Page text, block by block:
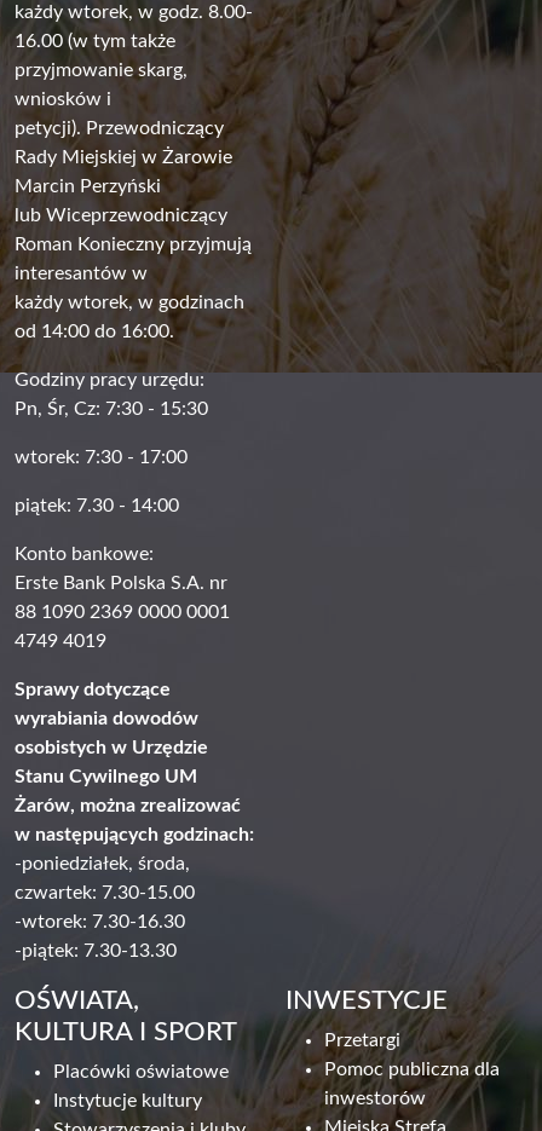
każdy wtorek, w godz. 8.00-
16.00 (w tym także
przyjmowanie skarg,
wniosków i
petycji). Przewodniczący
Rady Miejskiej w Żarowie
Marcin Perzyński
lub Wiceprzewodniczący
Roman Konieczny przyjmują
interesantów w
każdy wtorek, w godzinach
od 14:00 do 16:00.
Godziny pracy urzędu:
Pn, Śr, Cz: 7:30 - 15:30
wtorek: 7:30 - 17:00
piątek: 7.30 - 14:00
Konto bankowe:
Erste Bank Polska S.A. nr
88 1090 2369 0000 0001
4749 4019
Sprawy dotyczące
wyrabiania dowodów
osobistych w Urzędzie
Stanu Cywilnego UM
Żarów, można zrealizować
w następujących godzinach:
-poniedziałek, środa,
czwartek: 7.30-15.00
-wtorek: 7.30-16.30
-piątek: 7.30-13.30
OŚWIATA,
KULTURA I SPORT
Placówki oświatowe
Instytucje kultury
INWESTYCJE
Przetargi
Pomoc publiczna dla
inwestorów
Miejska Strefa